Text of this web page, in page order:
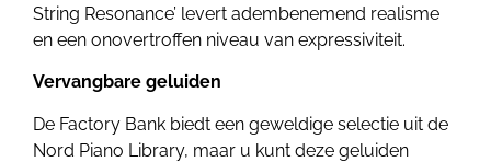
String Resonance’ levert adembenemend realisme
en een onovertroffen niveau van expressiviteit.
Vervangbare geluiden
De Factory Bank biedt een geweldige selectie uit de
Nord Piano Library, maar u kunt deze geluiden